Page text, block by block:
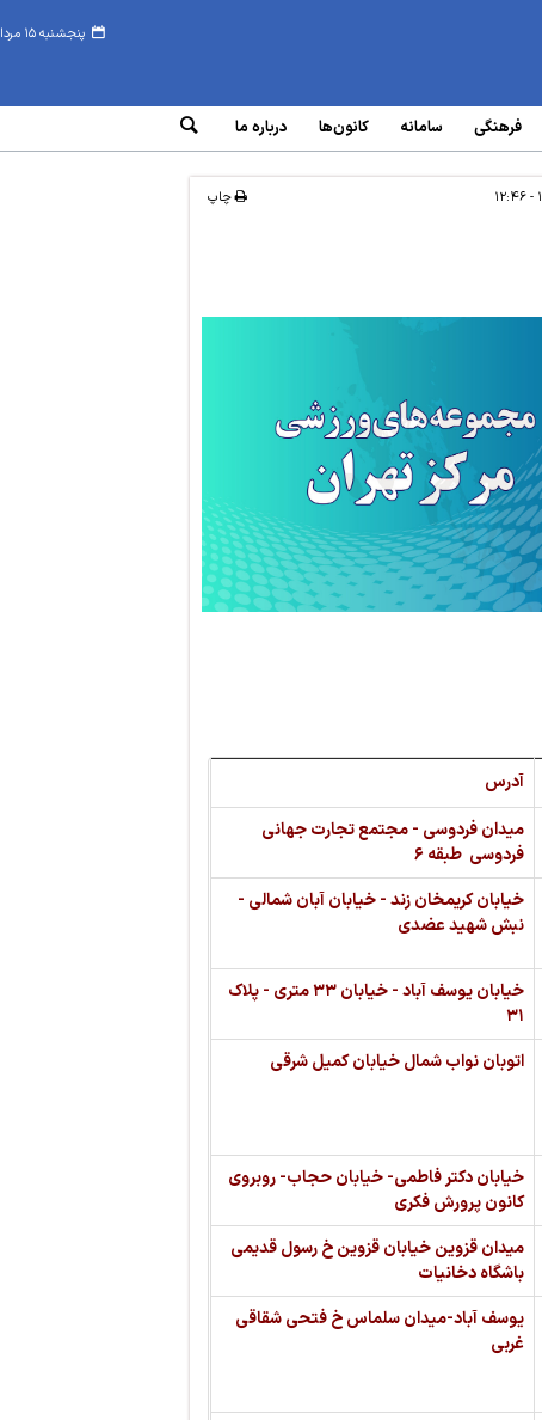
پنجشنبه ۱۵ مرداد ۱۴۰۵
فرهنگی سامانه‌ کانون‌ها درباره ما
چاپ
آدرس
میدان فردوسی - مجتمع تجارت جهانی
فردوسی طبقه ۶
خیابان کریمخان زند - خیابان آبان شمالی -
نبش شهید عضدی
خیابان یوسف آباد - خیابان ۳۳ متری - پلاک
۳۱
اتوبان نواب شمال خیابان کمیل شرقی
خیابان دکتر فاطمی- خیابان حجاب- روبروی
کانون پرورش فکری
میدان قزوین خیابان قزوین خ رسول قدیمی
باشگاه دخانیات
یوسف آباد-میدان سلماس خ فتحی شقاقی
غربی